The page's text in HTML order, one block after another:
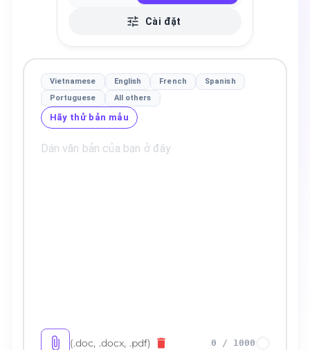
Cài đặt
Vietnamese English French
Spanish
Portuguese
All others
Hãy thử bản mẫu
(.doc, .docx, .pdf) 0 / 1000